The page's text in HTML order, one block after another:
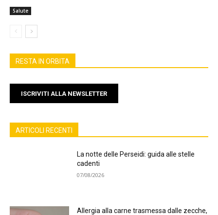
Salute
RESTA IN ORBITA
ISCRIVITI ALLA NEWSLETTER
ARTICOLI RECENTI
La notte delle Perseidi: guida alle stelle
cadenti
07/08/2026
Allergia alla carne trasmessa dalle zecche,